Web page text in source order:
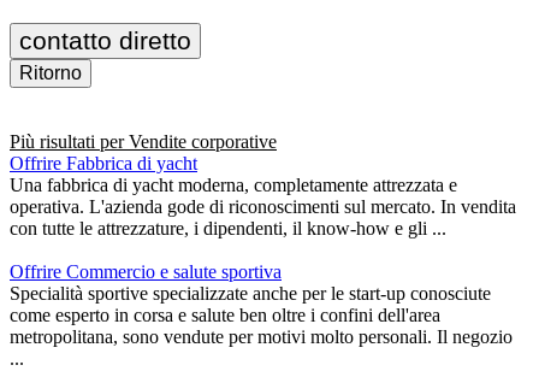
contatto diretto
Ritorno
Più risultati perVendite corporative
Offrire Fabbrica di yacht
Una fabbrica di yacht moderna, completamente attrezzata e
operativa. L'azienda gode di riconoscimenti sul mercato. In vendita
con tutte le attrezzature, i dipendenti, il know-how e gli ...
Offrire Commercio e salute sportiva
Specialità sportive specializzate anche per le start-up conosciute
come esperto in corsa e salute ben oltre i confini dell'area
metropolitana, sono vendute per motivi molto personali. Il negozio
...